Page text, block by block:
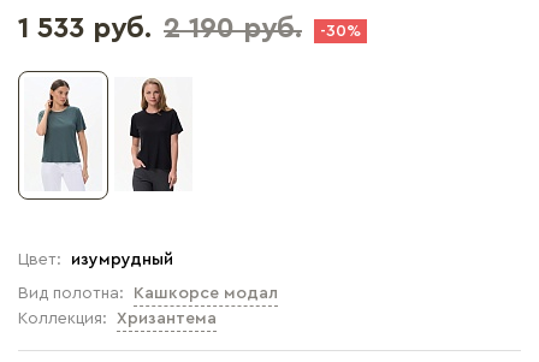
Коллекция: Хризантема
Вид полотна: Кашкорсе модал
Цвет: изумрудный
1 533 руб. 2 190 руб. -30%